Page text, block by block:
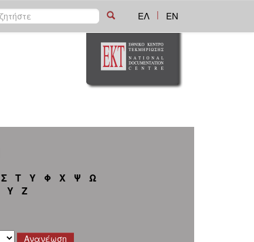
ΕΛ | EN
Σ Τ Υ Φ Χ Ψ
Ω
Y Z